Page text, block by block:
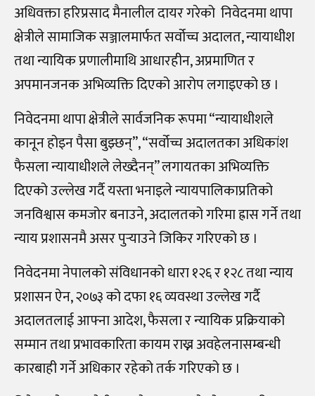
अधिवक्ता हरिप्रसाद मैनालील दायर गरेको निवेदनमा थापा
क्षेत्रीले सामाजिक सञ्जालमार्फत सर्वोच्च अदालत, न्यायाधीश
तथा न्यायिक प्रणालीमाथि आधारहीन, अप्रमाणित र
अपमानजनक अभिव्यक्ति दिएको आरोप लगाइएको छ ।
निवेदनमा थापा क्षेत्रीले सार्वजनिक रूपमा “न्यायाधीशले
कानून होइन पैसा बुझ्छन्”, “सर्वोच्च अदालतका अधिकांश
फैसला न्यायाधीशले लेख्दैनन्” लगायतका अभिव्यक्ति
दिएको उल्लेख गर्दै यस्ता भनाइले न्यायपालिकाप्रतिको
जनविश्वास कमजोर बनाउने, अदालतको गरिमा ह्रास गर्ने तथा
न्याय प्रशासनमै असर पुर्‍याउने जिकिर गरिएको छ ।
निवेदनमा नेपालको संविधानको धारा १२६ र १२८ तथा न्याय
प्रशासन ऐन, २०७३ को दफा १६ व्यवस्था उल्लेख गर्दै
अदालतलाई आफ्ना आदेश, फैसला र न्यायिक प्रक्रियाको
सम्मान तथा प्रभावकारिता कायम राख्न अवहेलनासम्बन्धी
कारबाही गर्ने अधिकार रहेको तर्क गरिएको छ ।